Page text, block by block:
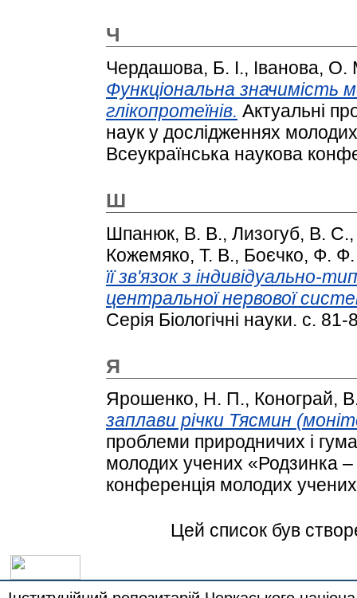
Ч
Чердашова, Б. І., Іванова, О.
Функціональна
глікопротеїнів. Актуальні
наук у дослідженнях
Всеукраїнська наукова
Ш
Шпанюк, В. В., Лизогуб, В. С.
Кожемяко, Т. В., Боєчко, Ф. Ф.
її зв'язок з індивідуально-
центральної нервової
Серія Біологічні науки. с. 81-
Я
Ярошенко, Н. П., Конограй,
заплави річки Тясмин
проблеми природничих і
молодих учених «Родзинка –
конференція молодих
Цей список був